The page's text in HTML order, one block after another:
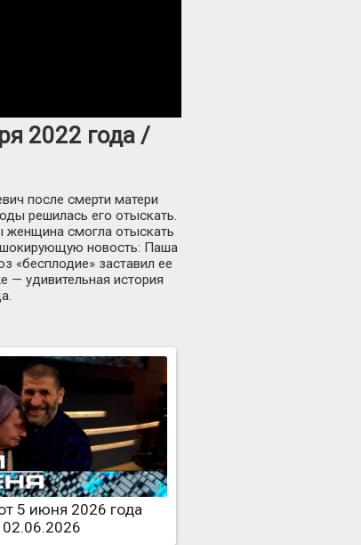
2022 года /
после смерти матери
решилась его отыскать.
смогла отыскать
новость: Паша
«бесплодие» заставил ее
— удивительная история
5 июня 2026 года
02.06.2026